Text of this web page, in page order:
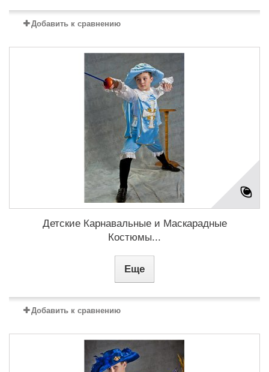
Добавить к сравнению
Детские Карнавальные и Маскарадные
Костюмы...
Еще
Добавить к сравнению